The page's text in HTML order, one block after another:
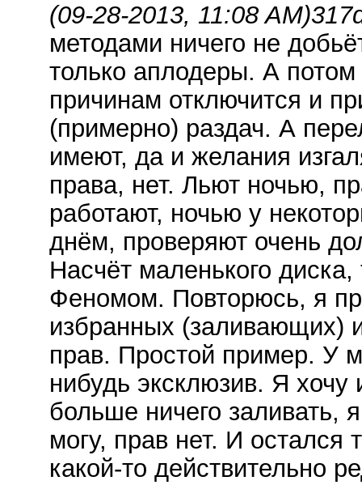
(09-28-2013, 11:08 AM)
методами ничего не
только аплодеры. А
причинам отключится и
(примерно) раздач. А
имеют, да и желания
права, нет. Льют ночью,
работают, ночью у
днём, проверяют очень
Насчёт маленького
Феномом. Повторюсь, я
избранных (заливающих)
прав. Простой пример. У
нибудь эксклюзив. Я
больше ничего заливать,
могу, прав нет. И остался
какой-то действительно